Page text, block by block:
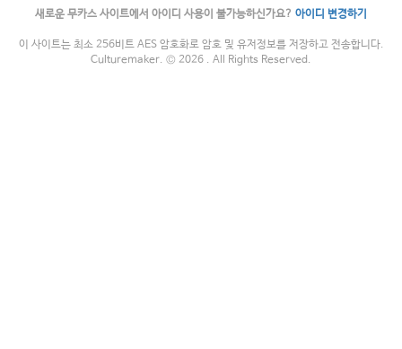
새로운 무카스 사이트에서 아이디 사용이 불가능하신가요? 아이디 변경하기
이 사이트는 최소 256비트 AES 암호화로 암호 및 유저정보를 저장하고 전송합니다.
Culturemaker. © 2026 . All Rights Reserved.